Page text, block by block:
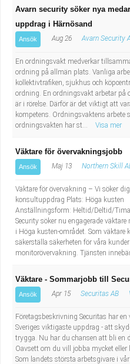
Bibliotekarie
Administrativ assistent
Lärare i gymnasiet
Avarn security söker nya
uppdrag i Härnösand
Ansök Aug 26 Avarn Security
En ordningsvakt medverkar
ordning på allmän plats. Vanliga
kollektivtrafiken, sjukhus och
ordning. En ordningsvakt arbetar
är i rörelse. Därför är det viktigt att
kompetens. Ordningsvaktens arbete
ordningsvakten har st...
Visa mer
Väktare för övervakningsjobb
Ansök Maj 13 Northern Skill
Väktare för övervakning – Vi söker
konsultuppdrag Plats: Höga kusten
Anställningsform: Heltid/Deltid/
Security söker nu engagerade
i Höga kusten-området. Som
säkerställa säkerheten för våra
monitorövervakning. Tjänsten
Väktare - Sommarjobb till
Ansök Apr 15 Securitas AB
Företagsbeskrivning Securitas har
Sveriges viktigaste uppdrag - att
trygga. Nu har du chansen att bli en
Oavsett om du vill jobba mycket eller
Som landets största arbetsgivare i